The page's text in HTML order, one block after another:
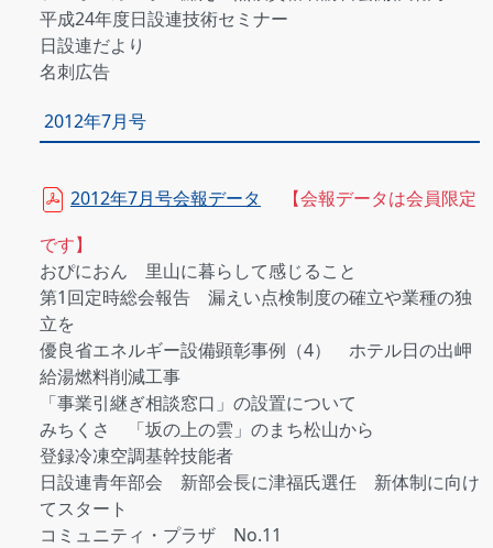
平成24年度日設連技術セミナー
日設連だより
名刺広告
2012年7月号
2012年7月号会報データ
【会報データは会員限定
です】
おぴにおん 里山に暮らして感じること
第1回定時総会報告 漏えい点検制度の確立や業種の独
立を
優良省エネルギー設備顕彰事例（4） ホテル日の出岬
給湯燃料削減工事
「事業引継ぎ相談窓口」の設置について
みちくさ 「坂の上の雲」のまち松山から
登録冷凍空調基幹技能者
日設連青年部会 新部会長に津福氏選任 新体制に向け
てスタート
コミュニティ・プラザ No.11